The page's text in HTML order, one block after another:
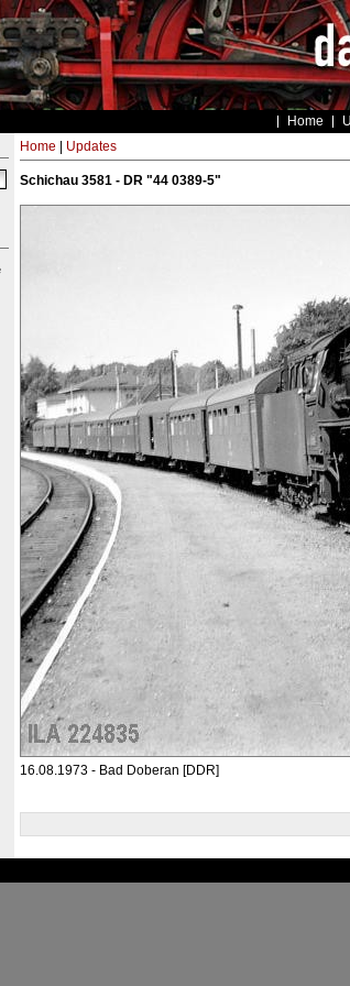
Home
Home Updates
Schichau 3581 - DR "44 0389-5"
16.08.1973 - Bad Doberan [DDR]